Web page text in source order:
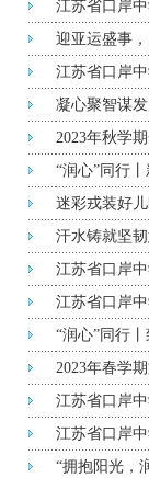
江苏省口岸
迎亚运盛事
江苏省口岸
凝心聚智谋
2023年秋学
“润心”同行
迷彩戎装好
汗水铸就坚
江苏省口岸
江苏省口岸
“润心”同行
2023年春学
江苏省口岸
江苏省口岸
“拥抱阳光，